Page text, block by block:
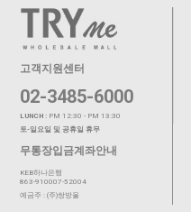
고객지원센터
02-3485-6000
LUNCH : PM 12:30 - PM 13:30
토-일요일 및 공휴일 휴무
무통장입금계좌안내
KEB하나은행
863-910007-52004
예금주 : (주)쌍방울